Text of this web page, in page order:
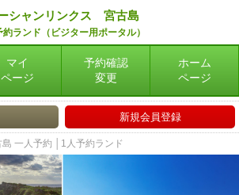
シャンリンクス 宮古島
約ランド（ビジター用ポータル）
マイ
ページ
予約確認
変更
ホーム
ページ
新規会員登録
一人予約 │1人予約ランド